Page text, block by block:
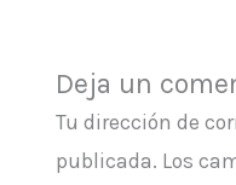
Deja un
Tu dirección de
publicada. Los